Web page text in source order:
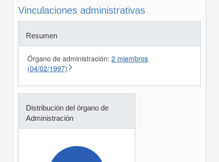
Vinculaciones administrativas
Resumen
Órgano de administración: 2 miembros
(04/02/1997)
Distribución del órgano de
Administración